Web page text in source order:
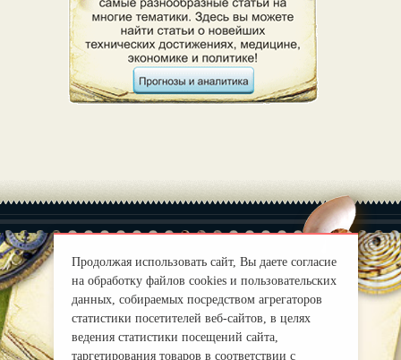
О нас |
Правила
mirprognoz@mail.ru
Продолжая использовать сайт, Вы даете согласие
на обработку файлов cookies и пользовательских
данных, собираемых посредством агрегаторов
статистики посетителей веб-сайтов, в целях
ведения статистики посещений сайта,
таргетирования товаров в соответствии с